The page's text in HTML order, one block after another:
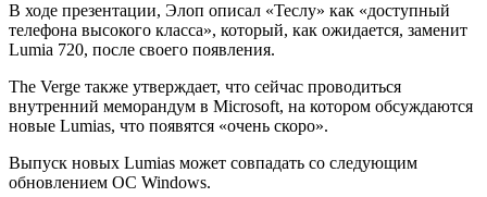
В ходе презентации, Элоп описал «Теслу» как «доступный
телефона высокого класса», который, как ожидается, заменит
Lumia 720, после своего появления.
The Verge также утверждает, что сейчас проводиться
внутренний меморандум в Microsoft, на котором обсуждаются
новые Lumias, что появятся «очень скоро».
Выпуск новых Lumias может совпадать со следующим
обновлением ОС Windows.